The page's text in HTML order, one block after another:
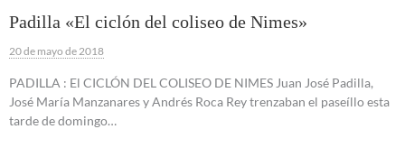
Padilla «El ciclón del coliseo de Nimes»
20 de mayo de 2018
PADILLA : El CICLÓN DEL COLISEO DE NIMES Juan José Padilla,
José María Manzanares y Andrés Roca Rey trenzaban el paseíllo esta
tarde de domingo…